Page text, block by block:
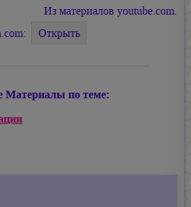
Из материалов youtube.com.
Материалы по теме: